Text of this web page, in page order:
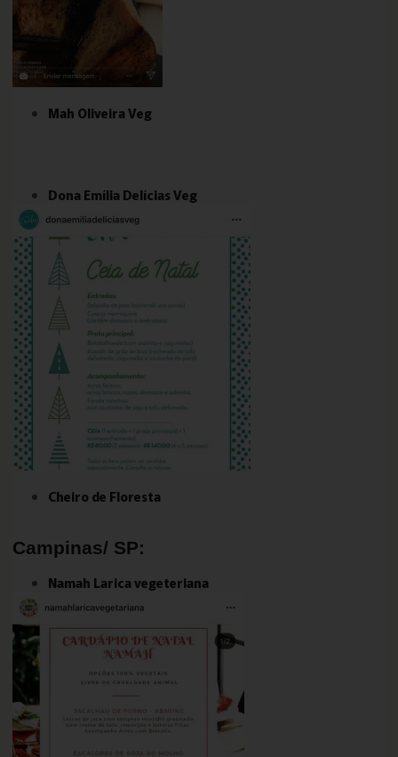
Mah Oliveira Veg
Dona Emília Delícias Veg
Cheiro de Floresta
Campinas/ SP:
Namah Larica vegeteriana